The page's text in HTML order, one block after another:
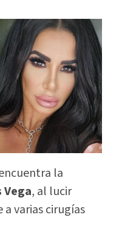
la
Vega, al lucir
varias cirugías